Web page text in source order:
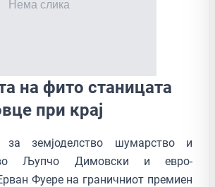
на фито станицата
при крај
за земјоделство шумарство и
Љупчо Димовски и евро-
Фуере на граничниот премиен